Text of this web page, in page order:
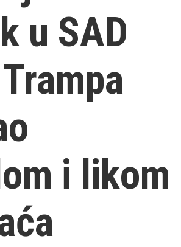
u SAD
i likom